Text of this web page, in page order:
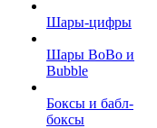
Шары-цифры
Шары BoBo и
Bubble
Боксы и бабл-
боксы